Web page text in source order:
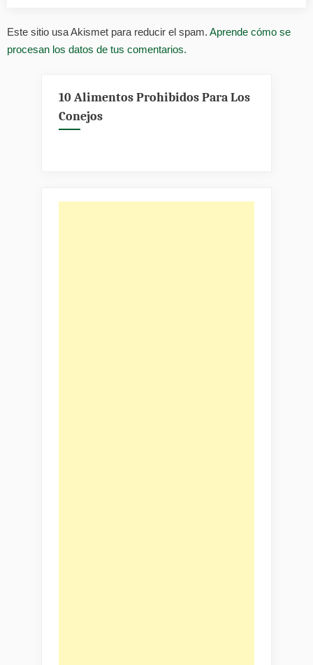
Este sitio usa Akismet para reducir el spam. Aprende cómo se
procesan los datos de tus comentarios.
10 Alimentos Prohibidos Para Los
Conejos